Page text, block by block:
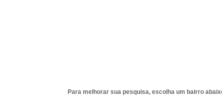
Para melhorar sua pesquisa, escolha um bairro